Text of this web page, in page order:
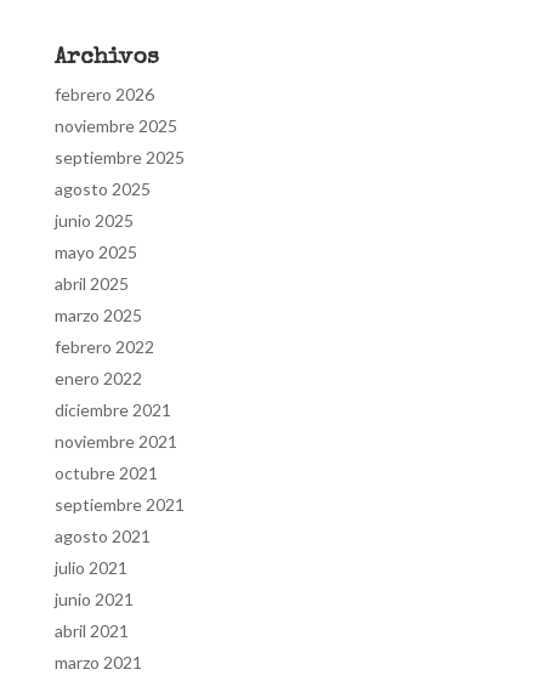
Archivos
febrero 2026
noviembre 2025
septiembre 2025
agosto 2025
junio 2025
mayo 2025
abril 2025
marzo 2025
febrero 2022
enero 2022
diciembre 2021
noviembre 2021
octubre 2021
septiembre 2021
agosto 2021
julio 2021
junio 2021
abril 2021
marzo 2021